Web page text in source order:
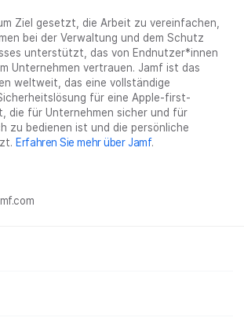
Ziel gesetzt, die Arbeit zu vereinfachen,
bei der Verwaltung und dem Schutz
unterstützt, das von Endnutzer*innen
Unternehmen vertrauen. Jamf ist das
weltweit, das eine vollständige
für eine Apple-first-
die für Unternehmen sicher und für
zu bedienen ist und die persönliche
Erfahren Sie mehr über Jamf.